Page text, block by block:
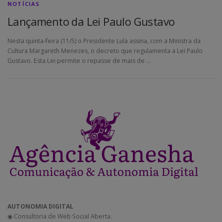
NOTÍCIAS
Lançamento da Lei Paulo Gustavo
Nesta quinta-feira (11/5) o Presidente Lula assina, com a Ministra da
Cultura Margareth Menezes, o decreto que regulamenta a Lei Paulo
Gustavo. Esta Lei permite o repasse de mais de …
AUTONOMIA DIGITAL
◉ Consultoria de Web Social Aberta.